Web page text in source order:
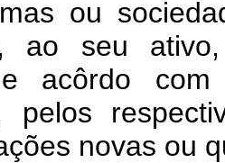
ou
ao seu
acôrdo
pelos
novas ou